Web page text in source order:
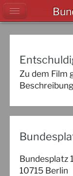
Bundesplatz
10715 Berlin
Zu dem Film
Beschreibung